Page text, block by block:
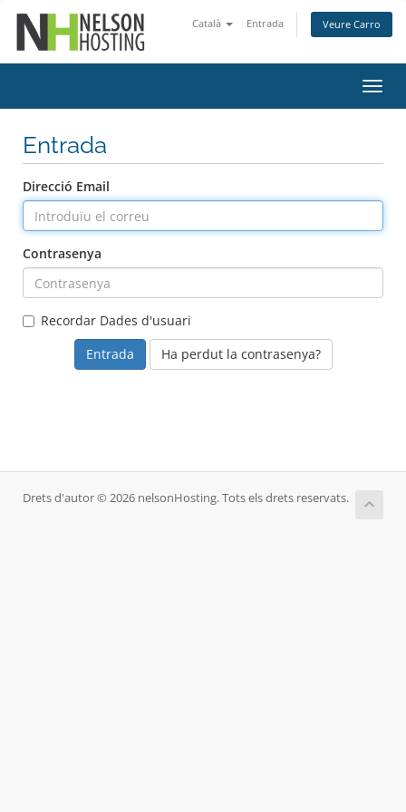
Català Entrada Veure Carro
la
Entrada
Direcció Email
Contrasenya
Recordar Dades d'usuari
Ha perdut la contrasenya?
Drets d'autor © 2026 nelsonHosting. Tots els drets reservats.